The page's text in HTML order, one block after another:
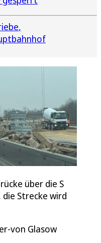
über die S
Strecke wird
von Glasow